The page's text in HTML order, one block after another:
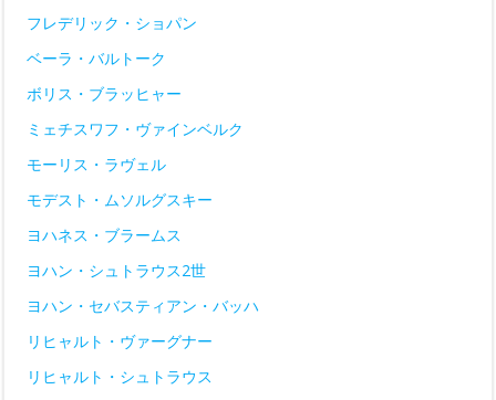
フレデリック・ショパン
ベーラ・バルトーク
ボリス・ブラッヒャー
ミェチスワフ・ヴァインベルク
モーリス・ラヴェル
モデスト・ムソルグスキー
ヨハネス・ブラームス
ヨハン・シュトラウス2世
ヨハン・セバスティアン・バッハ
リヒャルト・ヴァーグナー
リヒャルト・シュトラウス